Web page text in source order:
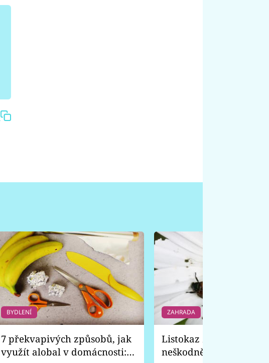
BYDLENÍ
7 překvapivých způsobů, jak
využít alobal v domácnosti:
ZAHRADA
Listokaz zahradní
neškodně, ale je to